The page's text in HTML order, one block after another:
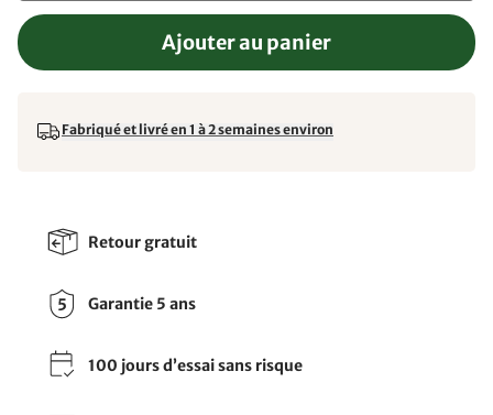
Ajouter au panier
Fabriqué et livré en 1 à 2 semaines environ
Retour gratuit
Garantie 5 ans
100 jours d’essai sans risque